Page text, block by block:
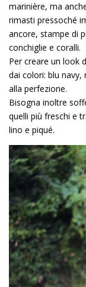
marinière, ma
rimasti pressoché
ancore, stampe di
conchiglie e coralli.
Per creare un look
dai colori: blu
alla perfezione.
Bisogna inoltre
quelli più freschi e
lino e piqué.